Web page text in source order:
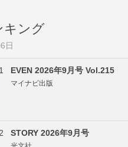
キング
日
1 EVEN 2026年9月号 Vol.215
マイナビ出版
2 STORY 2026年9月号